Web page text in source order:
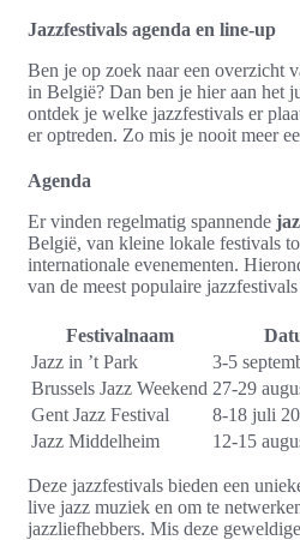
Jazzfestivals agenda en line-up
Ben je op zoek naar een overzicht
in België? Dan ben je hier aan het
ontdek je welke jazzfestivals er
er optreden. Zo mis je nooit meer
Agenda
Er vinden regelmatig spannende
België, van kleine lokale festivals
internationale evenementen.
van de meest populaire
Festivalnaam
Jazz in ’t Park
3-5
Brussels Jazz Weekend 27-29
Gent Jazz Festival
8-18 juli
Jazz Middelheim
12-15
Deze jazzfestivals bieden een
live jazz muziek en om te
jazzliefhebbers. Mis deze